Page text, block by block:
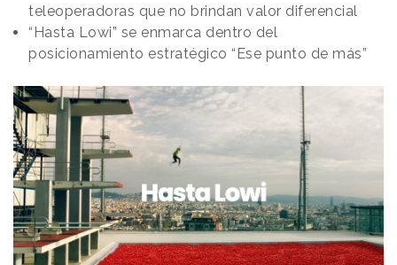
entrepiernas. Tras vencer, el luchador vegano celebra
la victoria disfrutando de una manzana ensartada en
el filo.
teleoperadoras que no brindan valor diferencial
“Hasta Lowi” se enmarca dentro del
posicionamiento estratégico “Ese punto de más”